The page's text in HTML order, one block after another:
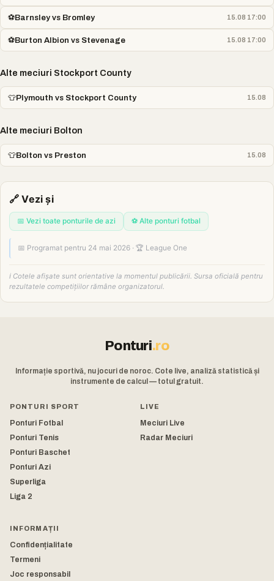
⚽Barnsley vs Bromley 15.08 17:00
⚽Burton Albion vs Stevenage 15.08 17:00
Alte meciuri Stockport County
👕Plymouth vs Stockport County 15.08
Alte meciuri Bolton
👕Bolton vs Preston 15.08
🔗 Vezi și
📅 Vezi toate ponturile de azi ⚽ Alte ponturi fotbal
📅 Programat pentru 24 mai 2026 · 🏆 League One
ℹ️ Cotele afișate sunt orientative la momentul publicării. Sursa oficială pentru
rezultatele competițiilor rămâne organizatorul.
Ponturi.ro
Informație sportivă, nu jocuri de noroc. Cote live, analiză statistică și
instrumente de calcul — totul gratuit.
PONTURI SPORT
Ponturi Fotbal
Ponturi Tenis
Ponturi Baschet
Ponturi Azi
Superliga
Liga 2
LIVE
Meciuri Live
Radar Meciuri
INFORMAȚII
Confidențialitate
Termeni
Joc responsabil